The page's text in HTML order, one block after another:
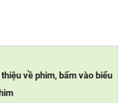
về phim, bấm vào biểu